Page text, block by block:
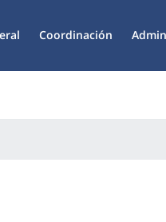
Coordinación